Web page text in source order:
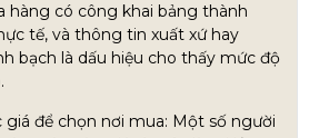
hàng có công khai bảng thành
tế, và thông tin xuất xứ hay
bạch là dấu hiệu cho thấy mức độ
giá để chọn nơi mua: Một số người